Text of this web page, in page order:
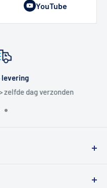
YouTube
dag verzonden